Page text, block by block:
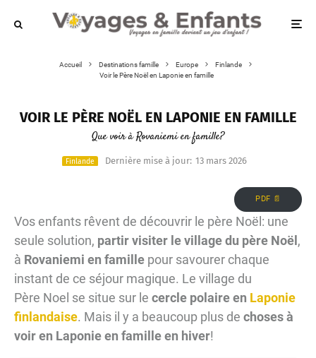
Accueil Destinations famille Europe
Finlande
Voir le Père Noël en Laponie en famille
VOIR LE PÈRE NOËL EN LAPONIE EN FAMILLE
Que voir à Rovaniemi en famille?
Finlande Dernière mise à jour: 13 mars 2026
PDF 📄
Vos enfants rêvent de découvrir le père Noël: une
seule solution, partir visiter le village du père Noël,
à Rovaniemi en famille pour savourer chaque
instant de ce séjour magique. Le village du
Père Noel se situe sur le cercle polaire en Laponie
finlandaise. Mais il y a beaucoup plus de choses à
voir en Laponie en famille en hiver!